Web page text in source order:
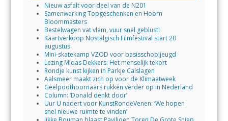
Nieuw asfalt voor deel van de N201
Samenwerking Topgeschenken en Hoorn
Bloommasters
Bestelwagen vat vlam, vuur snel geblust!
Kaartverkoop Nostalgisch Filmfestival start 20
augustus
Mini-skatekamp VZOD voor basisschooljeugd
Lezing Midas Dekkers: Het menselijk tekort
Rondje kunst kijken in Parkje Calslagen
Aalsmeer maakt zich op voor de Klimaatweek
Geelpoothoornaars rukken verder op in Nederland
Column: ‘Donald denkt door’
Uur U nadert voor KunstRondeVenen: ‘We hopen
snel nieuwe ruimte te vinden’